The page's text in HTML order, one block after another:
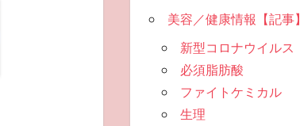
美容／健康情報【記事】
新型コロナウイルス
必須脂肪酸
ファイトケミカル
生理